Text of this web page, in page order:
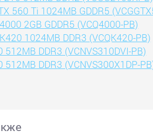
560 Ti 1024MB GDDR5
2GB GDDR5 (VCQ4000-PB)
1024MB DDR3 (VCQK420-PB)
512MB DDR3 (VCNVS310DVI-PB)
512MB DDR3 (VCNVS300X1DP-